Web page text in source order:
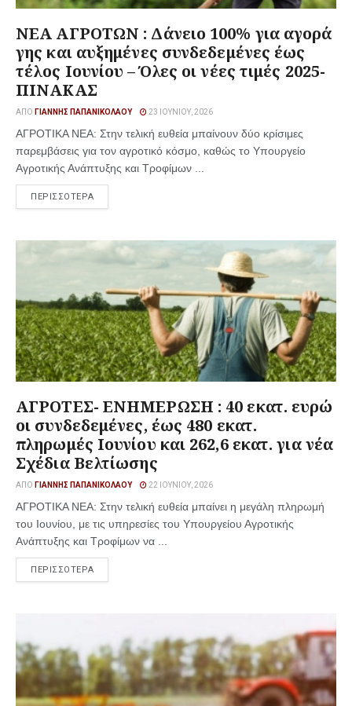
ΝΕΑ ΑΓΡΟΤΩΝ : Δάνειο 100% για αγορά
γης και αυξημένες συνδεδεμένες έως
τέλος Ιουνίου – Όλες οι νέες τιμές 2025-
ΠΙΝΑΚΑΣ
ΑΠΌ ΓΙΆΝΝΗΣ ΠΑΠΑΝΙΚΟΛΆΟΥ 23 ΙΟΥΝΊΟΥ, 2026
ΑΓΡΟΤΙΚΑ ΝΕΑ: Στην τελική ευθεία μπαίνουν δύο κρίσιμες
παρεμβάσεις για τον αγροτικό κόσμο, καθώς το Υπουργείο
Αγροτικής Ανάπτυξης και Τροφίμων ...
ΠΕΡΙΣΣΟΤΕΡΑ
ΑΓΡΟΤΕΣ- ΕΝΗΜΕΡΩΣΗ : 40 εκατ. ευρώ
οι συνδεδεμένες, έως 480 εκατ.
πληρωμές Ιουνίου και 262,6 εκατ. για νέα
Σχέδια Βελτίωσης
ΑΠΌ ΓΙΆΝΝΗΣ ΠΑΠΑΝΙΚΟΛΆΟΥ 22 ΙΟΥΝΊΟΥ, 2026
ΑΓΡΟΤΙΚΑ ΝΕΑ: Στην τελική ευθεία μπαίνει η μεγάλη πληρωμή
του Ιουνίου, με τις υπηρεσίες του Υπουργείου Αγροτικής
Ανάπτυξης και Τροφίμων να ...
ΠΕΡΙΣΣΟΤΕΡΑ